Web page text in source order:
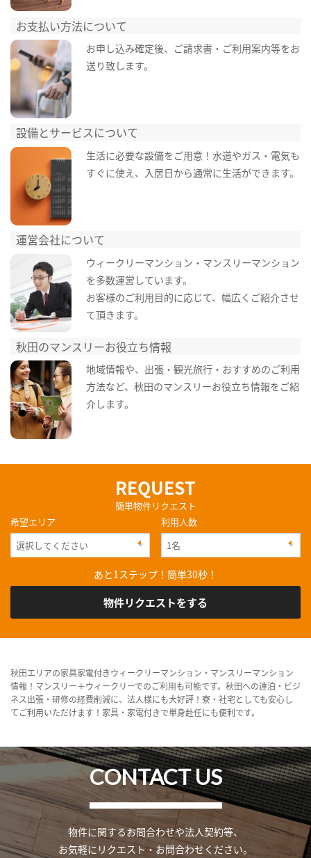
お支払い方法について
お申し込み確定後、ご請求書・ご利用案内等をお
送り致します。
設備とサービスについて
生活に必要な設備をご用意！水道やガス・電気も
すぐに使え、入居日から通常に生活ができます。
運営会社について
ウィークリーマンション・マンスリーマンション
を多数運営しています。
お客様のご利用目的に応じて、幅広くご紹介させ
て頂きます。
秋田のマンスリーお役立ち情報
地域情報や、出張・観光旅行・おすすめのご利用
方法など、秋田のマンスリーお役立ち情報をご紹
介します。
REQUEST
簡単物件リクエスト
希望エリア
利用人数
あと1ステップ！簡単30秒！
物件リクエストをする
秋田エリアの家具家電付きウィークリーマンション・マンスリーマンション
情報！マンスリー＋ウィークリーでのご利用も可能です。秋田への連泊・ビジ
ネス出張・研修の経費削減に、法人様にも大好評！寮・社宅としても安心し
てご利用いただけます！家具・家電付きで単身赴任にも便利です。
CONTACT US
物件に関するお問合わせや法人契約等、
お気軽にリクエスト・お問合わせください。